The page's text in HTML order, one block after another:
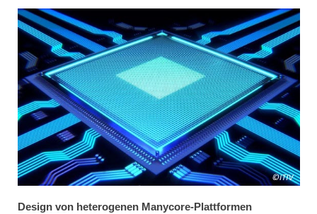
Design von heterogenen Manycore-Plattformen